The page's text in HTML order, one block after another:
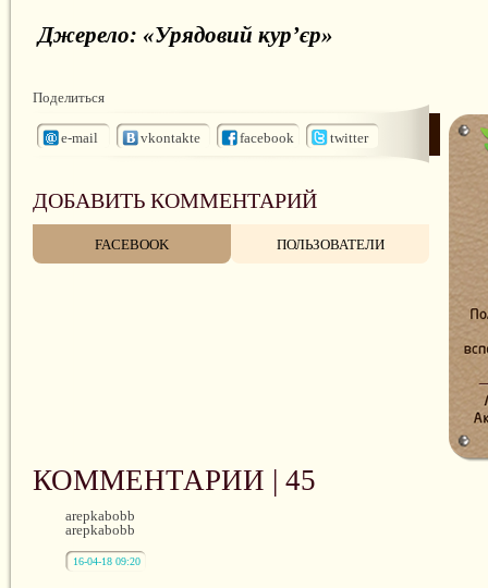
Джерело: «Урядовий кур’єр»
Поделиться
e-mail vkontakte facebook twitter
ДОБАВИТЬ КОММЕНТАРИЙ
FACEBOOK ПОЛЬЗОВАТЕЛИ
КОММЕНТАРИИ | 45
arepkabobb
arepkabobb
16-04-18 09:20